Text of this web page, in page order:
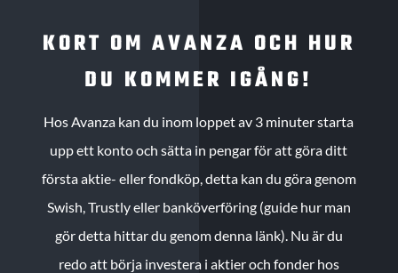
KORT OM AVANZA OCH HUR
DU KOMMER IGÅNG!
Hos Avanza kan du inom loppet av 3 minuter starta
upp ett konto och sätta in pengar för att göra ditt
första aktie- eller fondköp, detta kan du göra genom
Swish, Trustly eller banköverföring (guide hur man
gör detta hittar du genom denna länk). Nu är du
redo att börja investera i aktier och fonder hos